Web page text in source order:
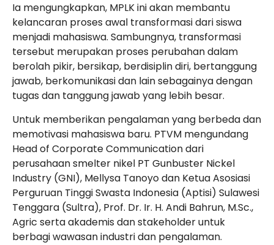
Ia mengungkapkan, MPLK ini akan membantu
kelancaran proses awal transformasi dari siswa
menjadi mahasiswa. Sambungnya, transformasi
tersebut merupakan proses perubahan dalam
berolah pikir, bersikap, berdisiplin diri, bertanggung
jawab, berkomunikasi dan lain sebagainya dengan
tugas dan tanggung jawab yang lebih besar.
Untuk memberikan pengalaman yang berbeda dan
memotivasi mahasiswa baru. PTVM mengundang
Head of Corporate Communication dari
perusahaan smelter nikel PT Gunbuster Nickel
Industry (GNI), Mellysa Tanoyo dan Ketua Asosiasi
Perguruan Tinggi Swasta Indonesia (Aptisi) Sulawesi
Tenggara (Sultra), Prof. Dr. Ir. H. Andi Bahrun, M.Sc.,
Agric serta akademis dan stakeholder untuk
berbagi wawasan industri dan pengalaman.